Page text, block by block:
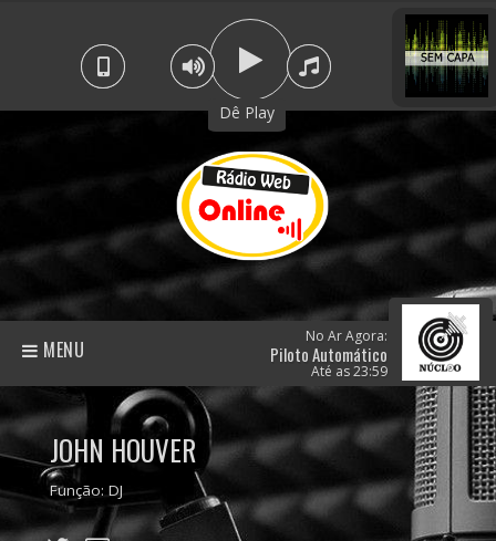
Dê Play
MENU
No Ar Agora:
Piloto Automático
Até as 23:59
JOHN HOUVER
Função: DJ